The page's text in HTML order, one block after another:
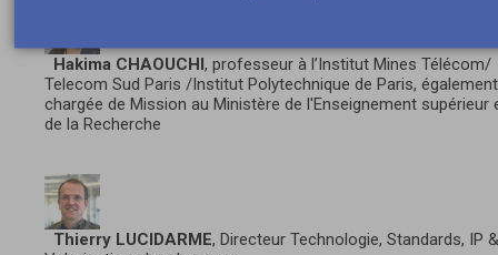
Hakima CHAOUCHI, professeur à l’Institut Mines Télécom/
Telecom Sud Paris /Institut Polytechnique de Paris, également
chargée de Mission au Ministère de l'Enseignement supérieur
de la Recherche
Thierry LUCIDARME, Directeur Technologie, Standards, IP &